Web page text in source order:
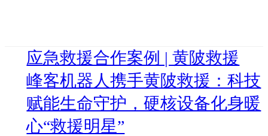
应急救援合作案例 | 黄陂救援
峰客机器人携手黄陂救援：科技
赋能生命守护，硬核设备化身暖
心“救援明星”